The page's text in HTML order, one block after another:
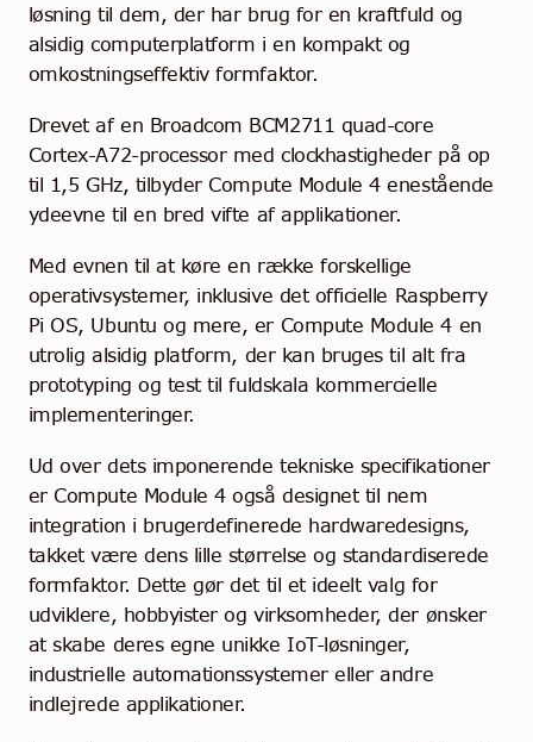
løsning til dem, der har brug for en kraftfuld og
alsidig computerplatform i en kompakt og
omkostningseffektiv formfaktor.
Drevet af en Broadcom BCM2711 quad-core
Cortex-A72-processor med clockhastigheder på op
til 1,5 GHz, tilbyder Compute Module 4 enestående
ydeevne til en bred vifte af applikationer.
Med evnen til at køre en række forskellige
operativsystemer, inklusive det officielle Raspberry
Pi OS, Ubuntu og mere, er Compute Module 4 en
utrolig alsidig platform, der kan bruges til alt fra
prototyping og test til fuldskala kommercielle
implementeringer.
Ud over dets imponerende tekniske specifikationer
er Compute Module 4 også designet til nem
integration i brugerdefinerede hardwaredesigns,
takket være dens lille størrelse og standardiserede
formfaktor. Dette gør det til et ideelt valg for
udviklere, hobbyister og virksomheder, der ønsker
at skabe deres egne unikke IoT-løsninger,
industrielle automationssystemer eller andre
indlejrede applikationer.